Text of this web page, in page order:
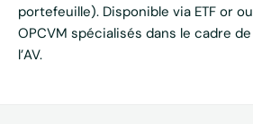
portefeuille). Disponible via ETF or ou
OPCVM spécialisés dans le cadre de
l’AV.